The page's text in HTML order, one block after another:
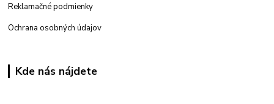
Reklamačné podmienky
Ochrana osobných údajov
Kde nás nájdete